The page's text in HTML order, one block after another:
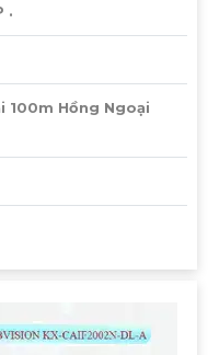
.
100m Hồng Ngoại